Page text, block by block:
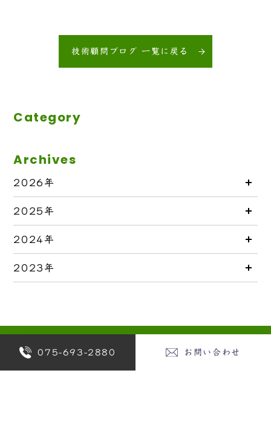
技術顧問ブログ 一覧に戻る
Category
Archives
2026年
2025年
2024年
2023年
REQUEST
075-693-2880 お問い合わせ